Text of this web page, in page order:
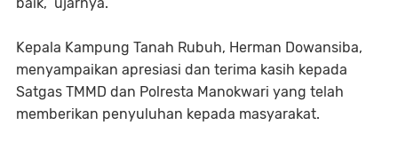
Kepala Kampung Tanah Rubuh, Herman Dowansiba,
menyampaikan apresiasi dan terima kasih kepada
Satgas TMMD dan Polresta Manokwari yang telah
memberikan penyuluhan kepada masyarakat.